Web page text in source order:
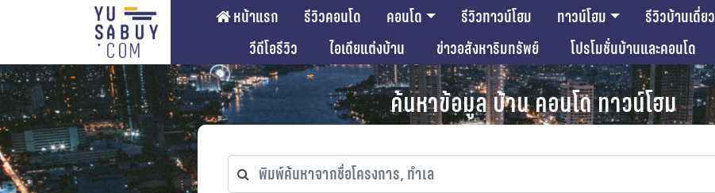
หน้าแรก รีวิวคอนโด คอนโด รีวิวทาวน์โฮม ทาวน์โฮม รีวิวบ้านเดี่ยว
วีดีโอรีวิว
ไอเดียแต่งบ้าน ข่าวอสังหาริมทรัพย์ โปรโมชั่นบ้านและคอนโด
ค้นหาข้อมูล บ้าน คอนโด ทาวน์โฮม
พิมพ์ค้นหาจากชื่อโครงการ, ทำเล